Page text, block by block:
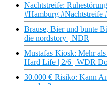
Nachtstreife:
#Hamburg #Nachtstreife
Brause, Bier und bunte
die nordstory | NDR
Mustafas Kiosk: Mehr
Hard Life | 2/6 | WDR
30.000 € Risiko: Kann